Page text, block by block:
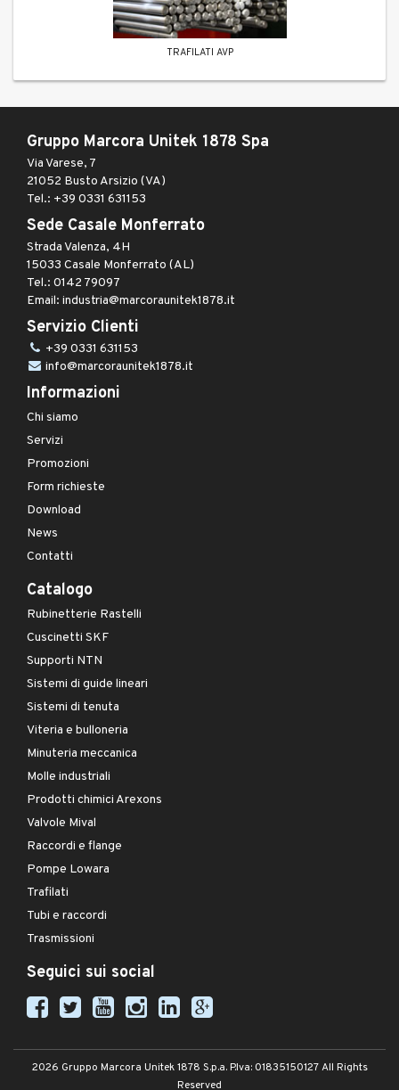
TRAFILATI AVP
Gruppo Marcora Unitek 1878 Spa
Via Varese, 7
21052 Busto Arsizio (VA)
Tel.: +39 0331 631153
Sede Casale Monferrato
Strada Valenza, 4H
15033 Casale Monferrato (AL)
Tel.: 0142 79097
Email: industria@marcoraunitek1878.it
Servizio Clienti
+39 0331 631153
info@marcoraunitek1878.it
Informazioni
Chi siamo
Servizi
Promozioni
Form richieste
Download
News
Contatti
Catalogo
Rubinetterie Rastelli
Cuscinetti SKF
Supporti NTN
Sistemi di guide lineari
Sistemi di tenuta
Viteria e bulloneria
Minuteria meccanica
Molle industriali
Prodotti chimici Arexons
Valvole Mival
Raccordi e flange
Pompe Lowara
Trafilati
Tubi e raccordi
Trasmissioni
Seguici sui social
2026 Gruppo Marcora Unitek 1878 S.p.a. P.Iva: 01835150127 All Rights
Reserved